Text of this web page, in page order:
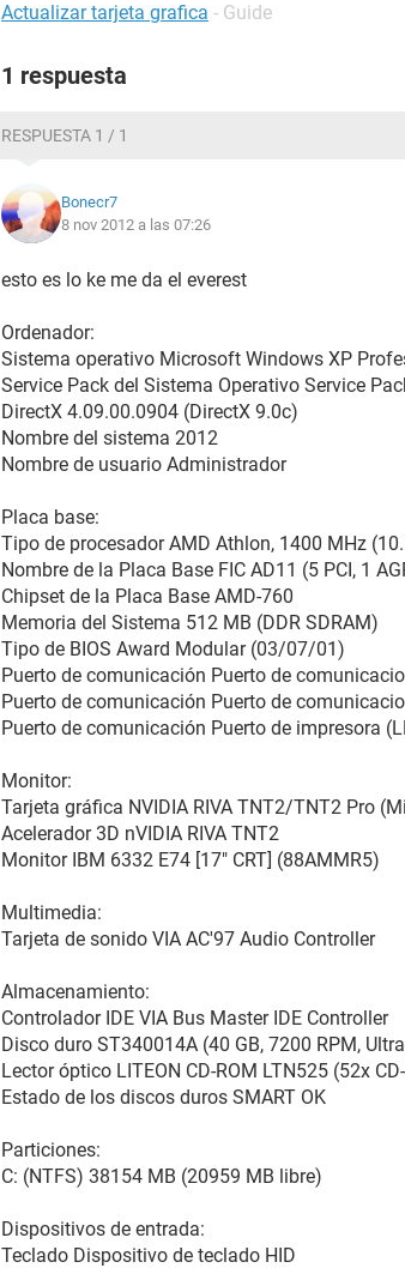
Actualizar tarjeta grafica - Guide
1 respuesta
RESPUESTA 1 / 1
Bonecr7
8 nov 2012 a las 07:26
esto es lo ke me da el everest
Ordenador:
Sistema operativo Microsoft Windows XP
Service Pack del Sistema Operativo Service
DirectX 4.09.00.0904 (DirectX 9.0c)
Nombre del sistema 2012
Nombre de usuario Administrador
Placa base:
Tipo de procesador AMD Athlon, 1400 MHz
Nombre de la Placa Base FIC AD11 (5 PCI, 1
Chipset de la Placa Base AMD-760
Memoria del Sistema 512 MB (DDR SDRAM)
Tipo de BIOS Award Modular (03/07/01)
Puerto de comunicación Puerto de
Puerto de comunicación Puerto de
Puerto de comunicación Puerto de impresora
Monitor:
Tarjeta gráfica NVIDIA RIVA TNT2/TNT2 Pro
Acelerador 3D nVIDIA RIVA TNT2
Monitor IBM 6332 E74 [17" CRT] (88AMMR5)
Multimedia:
Tarjeta de sonido VIA AC'97 Audio Controller
Almacenamiento:
Controlador IDE VIA Bus Master IDE Controller
Disco duro ST340014A (40 GB, 7200 RPM,
Lector óptico LITEON CD-ROM LTN525 (52x
Estado de los discos duros SMART OK
Particiones:
C: (NTFS) 38154 MB (20959 MB libre)
Dispositivos de entrada:
Teclado Dispositivo de teclado HID